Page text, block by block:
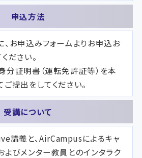
申込方法
お申込みフォームよりお申込お
ださい。
分証明書（運転免許証等）を本
提出をしてください。
受講について
講義と、AirCampusによるキャ
びメンター教員とのインタラク